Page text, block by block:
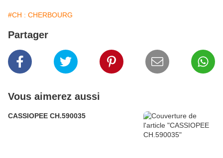
#CH : CHERBOURG
Partager
Vous aimerez aussi
CASSIOPEE CH.590035